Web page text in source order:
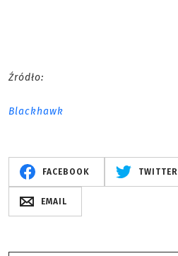
Źródło:
Blackhawk
FACEBOOK TWITTER
EMAIL